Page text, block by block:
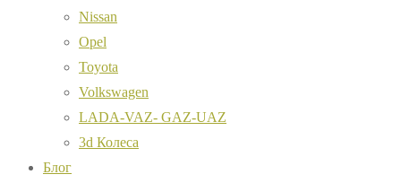
Nissan
Opel
Toyota
Volkswagen
LADA-VAZ- GAZ-UAZ
3d Колеса
Блог